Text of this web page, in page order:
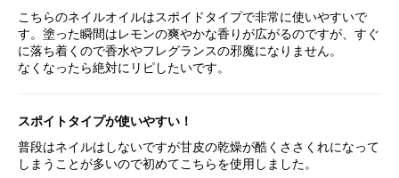
こちらのネイルオイルはスポイドタイプで非常に使いやすいで
す。塗った瞬間はレモンの爽やかな香りが広がるのですが、すぐ
に落ち着くので香水やフレグランスの邪魔になりません。
なくなったら絶対にリピしたいです。
スポイトタイプが使いやすい！
普段はネイルはしないですが甘皮の乾燥が酷くささくれになって
しまうことが多いので初めてこちらを使用しました。